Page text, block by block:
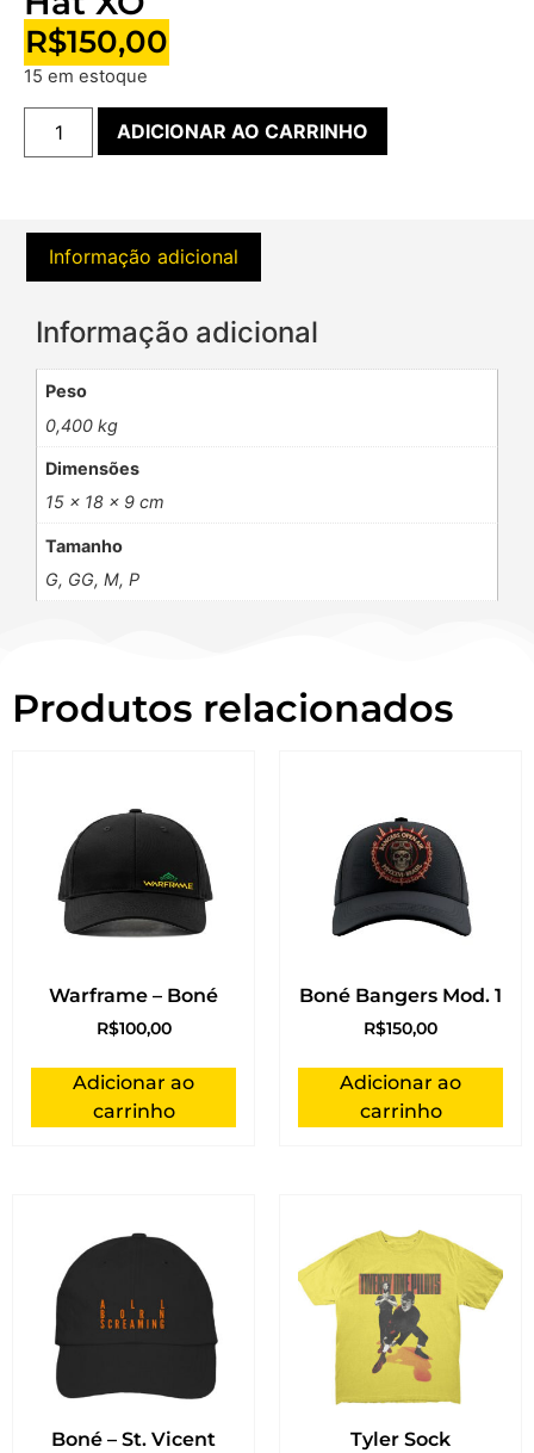
R$150,00
15 em estoque
ADICIONAR AO CARRINHO
Informação adicional
Informação adicional
Peso
0,400 kg
Dimensões
15 × 18 × 9 cm
Tamanho
G, GG, M, P
Produtos relacionados
Warframe – Boné
R$100,00
Adicionar ao
carrinho
Boné Bangers Mod. 1
R$150,00
Adicionar ao
carrinho
Boné – St. Vicent Tyler Sock